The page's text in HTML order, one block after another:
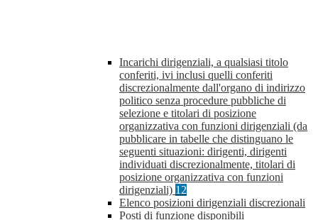
Incarichi dirigenziali, a qualsiasi titolo
conferiti, ivi inclusi quelli conferiti
discrezionalmente dall'organo di indirizzo
politico senza procedure pubbliche di
selezione e titolari di posizione
organizzativa con funzioni dirigenziali (da
pubblicare in tabelle che distinguano le
seguenti situazioni: dirigenti, dirigenti
individuati discrezionalmente, titolari di
posizione organizzativa con funzioni
dirigenziali) 12
Elenco posizioni dirigenziali discrezionali
Posti di funzione disponibili